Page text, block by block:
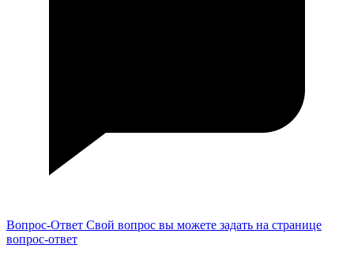
Вопрос-Ответ Свой вопрос вы можете задать на странице
вопрос-ответ